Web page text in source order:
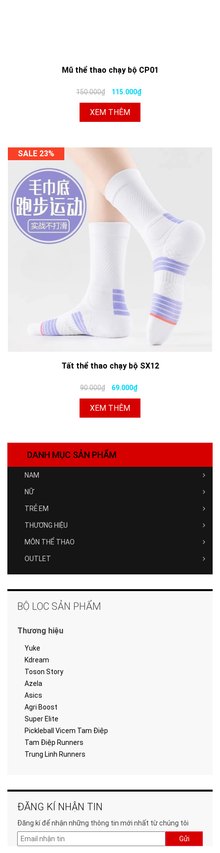
Mũ thể thao chạy bộ CP01
150.000₫ 115.000₫
XEM THÊM
SALE 23%
Tất thể thao chạy bộ SX12
90.000₫ 69.000₫
XEM THÊM
DANH MỤC SẢN PHẨM
NAM
NỮ
TRẺ EM
THƯƠNG HIỆU
MÔN THỂ THAO
OUTLET
BỘ LỌC SẢN PHẨM
Thương hiệu
Yuke
Kdream
Toson Story
Azela
Asics
Agri Boost
Super Elite
Pickleball Vicem Tam Điệp
Tam Điệp Runners
Trung Linh Runners
ĐĂNG KÍ NHẬN TIN
Đăng kí để nhận những thông tin mới nhất từ chúng tôi
Gửi